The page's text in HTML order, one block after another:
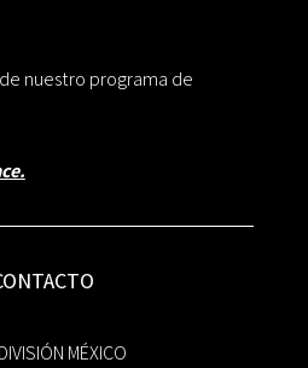
nuestro programa de
MÉXICO